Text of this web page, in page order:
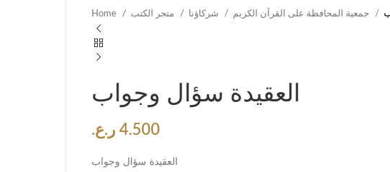
Home
العقيدة سؤال وجواب
4.500 ر.ع.
العقيدة سؤال وجواب